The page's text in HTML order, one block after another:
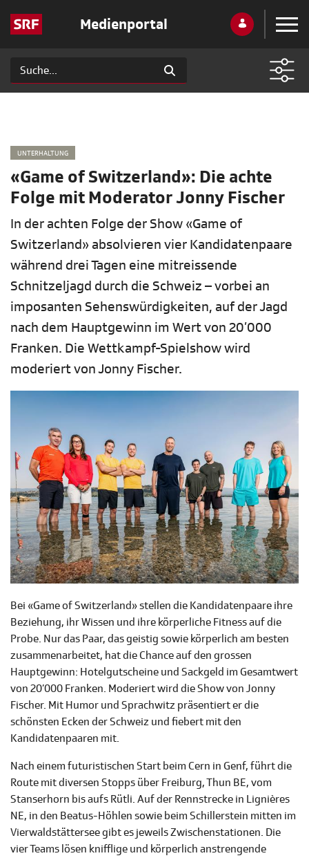
Medienportal
UNTERHALTUNG
«Game of Switzerland»: Die achte
Folge mit Moderator Jonny Fischer
In der achten Folge der Show «Game of
Switzerland» absolvieren vier Kandidatenpaare
während drei Tagen eine mitreissende
Schnitzeljagd durch die Schweiz – vorbei an
imposanten Sehenswürdigkeiten, auf der Jagd
nach dem Hauptgewinn im Wert von 20’000
Franken. Die Wettkampf-Spielshow wird
moderiert von Jonny Fischer.
Bei «Game of Switzerland» stellen die Kandidatenpaare ihre
Beziehung, ihr Wissen und ihre körperliche Fitness auf die
Probe. Nur das Paar, das geistig sowie körperlich am besten
zusammenarbeitet, hat die Chance auf den grossen
Hauptgewinn: Hotelgutscheine und Sackgeld im Gesamtwert
von 20’000 Franken. Moderiert wird die Show von Jonny
Fischer. Mit Humor und Sprachwitz präsentiert er die
schönsten Ecken der Schweiz und fiebert mit den
Kandidatenpaaren mit.
Nach einem futuristischen Start beim Cern in Genf, führt die
Route mit diversen Stopps über Freiburg, Thun BE, vom
Stanserhorn bis aufs Rütli. Auf der Rennstrecke in Lignières
NE, in den Beatus-Höhlen sowie beim Schillerstein mitten im
Vierwaldstättersee gibt es jeweils Zwischenstationen. Die
vier Teams lösen knifflige und körperlich anstrengende